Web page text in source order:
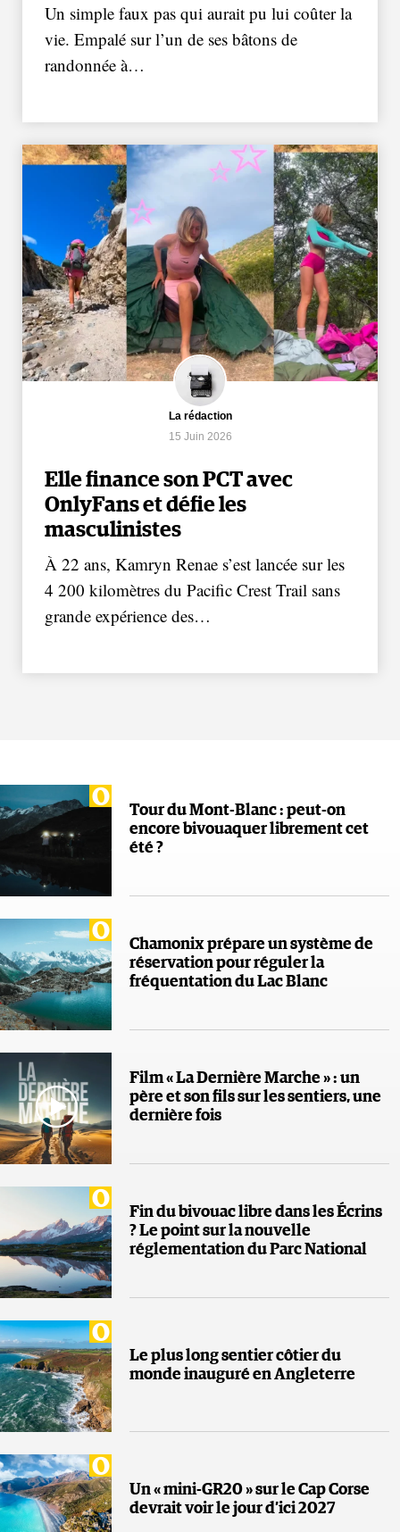
Un simple faux pas qui aurait pu lui coûter la
vie. Empalé sur l’un de ses bâtons de
randonnée à…
La rédaction
15 Juin 2026
Elle finance son PCT avec
OnlyFans et défie les
masculinistes
À 22 ans, Kamryn Renae s’est lancée sur les
4 200 kilomètres du Pacific Crest Trail sans
grande expérience des…
Tour du Mont-Blanc : peut-on
encore bivouaquer librement cet
été ?
Chamonix prépare un système de
réservation pour réguler la
fréquentation du Lac Blanc
Film « La Dernière Marche » : un
père et son fils sur les sentiers, une
dernière fois
Fin du bivouac libre dans les Écrins
? Le point sur la nouvelle
réglementation du Parc National
Le plus long sentier côtier du
monde inauguré en Angleterre
Un « mini-GR20 » sur le Cap Corse
devrait voir le jour d’ici 2027